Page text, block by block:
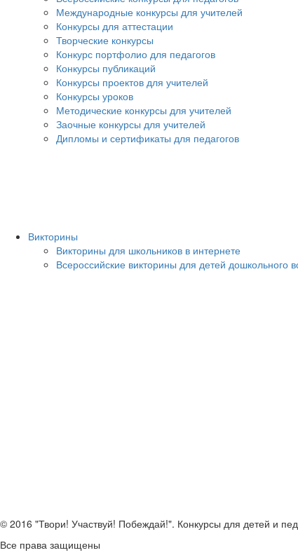
Международные конкурсы для учителей
Конкурсы для аттестации
Творческие конкурсы
Конкурс портфолио для педагогов
Конкурсы публикаций
Конкурсы проектов для учителей
Конкурсы уроков
Методические конкурсы для учителей
Заочные конкурсы для учителей
Дипломы и сертификаты для педагогов
Викторины
Викторины для школьников в интернете
Всероссийские викторины для детей дошкольного
© 2016 "Твори! Участвуй! Побеждай!". Конкурсы для детей и
Все права защищены